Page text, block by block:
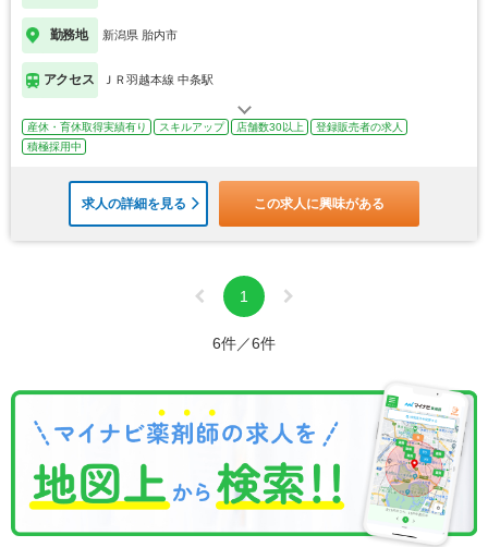
勤務地 新潟県 胎内市
アクセス ＪＲ羽越本線 中条駅
産休・育休取得実績有り スキルアップ 店舗数30以上
登録販売者の求人
積極採用中
求人の詳細を見る この求人に興味がある
1
6件／6件